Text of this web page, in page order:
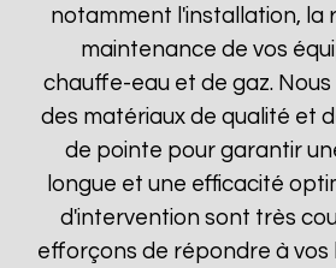
notamment l'installation, la
maintenance de vos
chauffe-eau et de gaz.
des matériaux de qualité et
de pointe pour garantir
longue et une efficacité
d'intervention sont très
efforçons de répondre à vos